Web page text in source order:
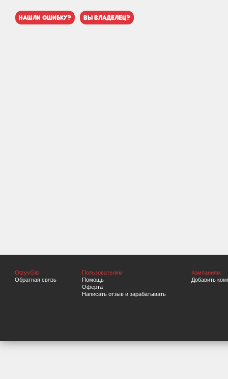
нашли ошибку? вы владелец?
OtzyvGid
Обратная связь
Пользователям
Помощь
Оферта
Написать отзыв и зарабатывать
Компаниям
Добавить